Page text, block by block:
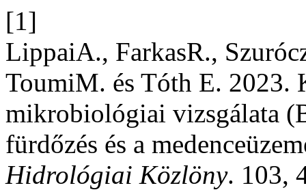
[1]
LippaiA., FarkasR.,
ToumiM. és Tóth E. 2023.
mikrobiológiai vizsgálata
fürdőzés és a
Hidrológiai Közlöny. 103,